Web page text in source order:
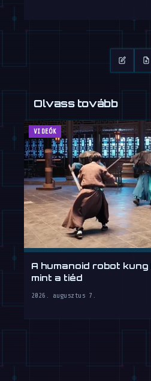
Olvass tovább
VIDEÓK
A humanoid robot kung
mint a tiéd
2026. augusztus 7.